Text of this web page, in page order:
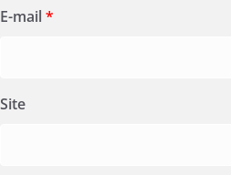
E-mail*
Site